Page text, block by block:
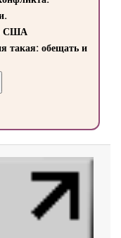
США
такая: обещать и